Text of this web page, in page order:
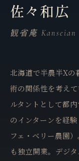
佐々和広
観省庵
北海道で半農半Xの
術の関係性を考え
ルタントとして都
のインターンを経
フェ・ベリー農園
も独立開業。デジ